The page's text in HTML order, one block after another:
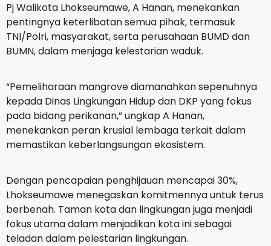
Pj Walikota Lhokseumawe, A Hanan, menekankan
pentingnya keterlibatan semua pihak, termasuk
TNI/Polri, masyarakat, serta perusahaan BUMD dan
BUMN, dalam menjaga kelestarian waduk.
“Pemeliharaan mangrove diamanahkan sepenuhnya
kepada Dinas Lingkungan Hidup dan DKP yang fokus
pada bidang perikanan,” ungkap A Hanan,
menekankan peran krusial lembaga terkait dalam
memastikan keberlangsungan ekosistem.
Dengan pencapaian penghijauan mencapai 30%,
Lhokseumawe menegaskan komitmennya untuk terus
berbenah. Taman kota dan lingkungan juga menjadi
fokus utama dalam menjadikan kota ini sebagai
teladan dalam pelestarian lingkungan.